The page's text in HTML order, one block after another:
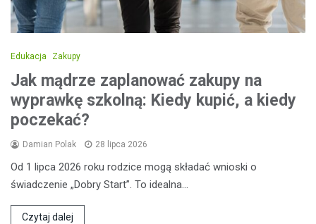
Edukacja Zakupy
Jak mądrze zaplanować zakupy na
wyprawkę szkolną: Kiedy kupić, a kiedy
poczekać?
Damian Polak 28 lipca 2026
Od 1 lipca 2026 roku rodzice mogą składać wnioski o
świadczenie „Dobry Start”. To idealna…
Czytaj dalej